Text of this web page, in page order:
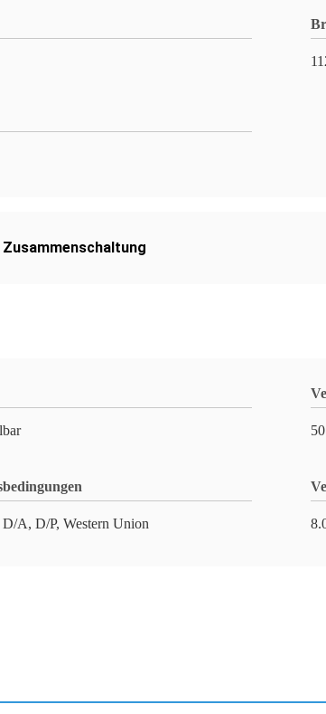
A, D/P, Western Union